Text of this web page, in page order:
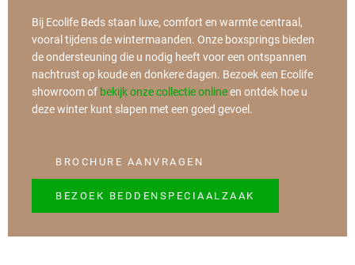
Bij Ecolife Beds staan luxe, comfort en warmte centraal,
vooral tijdens de wintermaanden. Onze boxsprings bieden
de ondersteuning die u nodig heeft voor een ontspannen
nachtrust op koude en donkere dagen. Bezoek een Ecolife
showroom of bekijk onze collectie onlineen ontdek hoe u
deze winter kunt slapen met een goed gevoel.
BROCHURE AANVRAGEN
BEZOEK BEDDENSPECIAALZAAK